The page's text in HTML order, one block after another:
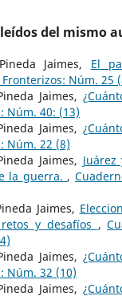
del mismo
Jaimes, El
Núm. 25
Jaimes,
Núm. 40: (13)
Jaimes,
Núm. 22 (8)
Jaimes,
la guerra. ,
Jaimes,
y desafíos ,
Jaimes,
Núm. 32 (10)
Jaimes,